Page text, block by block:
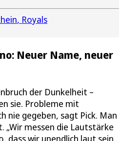
Royals
Neuer Name, neuer
der Dunkelheit –
sie. Probleme mit
nie gegeben, sagt Pick. Man
„Wir messen die Lautstärke
dass wir unendlich laut sein